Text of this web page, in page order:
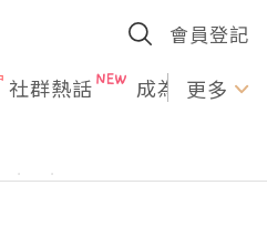
會員登記
社群熱話 成為U更多